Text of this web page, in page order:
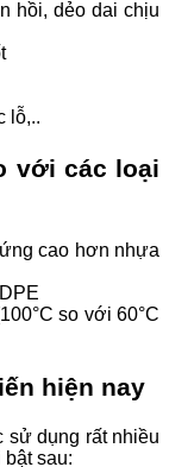
hồi, dẻo dai chịu
lỗ,..
với các loại
cao hơn nhựa
so với 60°C
hiện nay
sử dụng rất nhiều
sau: